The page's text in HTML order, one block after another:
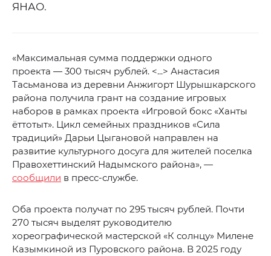
ЯНАО.
«Максимальная сумма поддержки одного
проекта — 300 тысяч рублей. <...> Анастасия
Тасьманова из деревни Анжигорт Шурышкарского
района получила грант на создание игровых
наборов в рамках проекта «Игровой бокс «Ханты
ёттотыт». Цикл семейных праздников «Сила
традиций» Дарьи Цыгановой направлен на
развитие культурного досуга для жителей поселка
Правохеттинский Надымского района», —
сообщили в пресс-службе.
Оба проекта получат по 295 тысяч рублей. Почти
270 тысяч выделят руководителю
хореографической мастерской «К солнцу» Милене
Казымкиной из Пуровского района. В 2025 году